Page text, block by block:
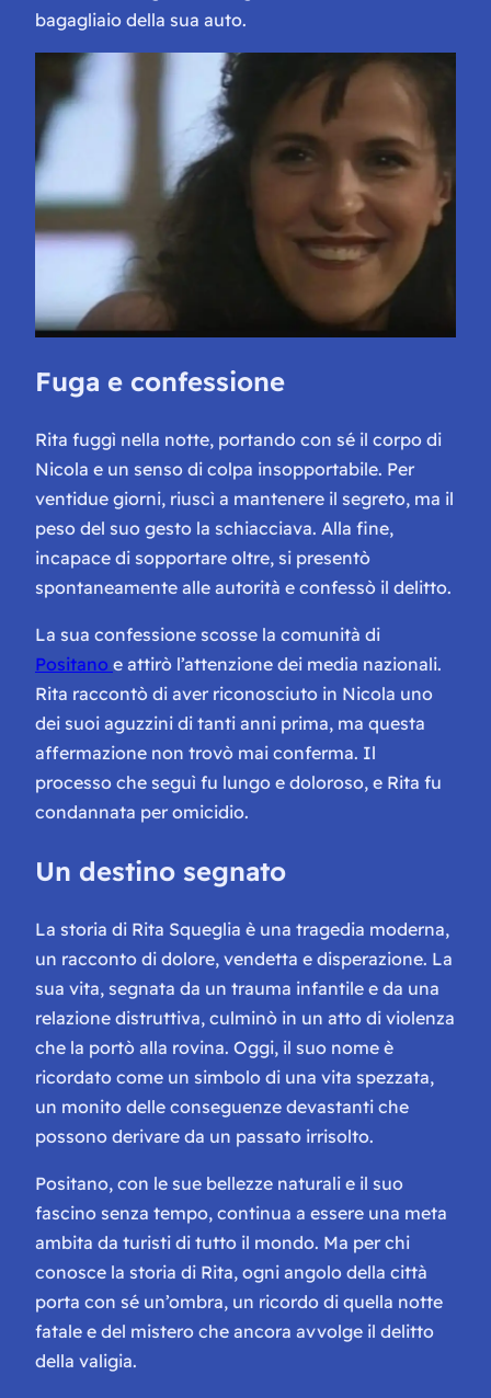
bagagliaio della sua auto.
Fuga e confessione
Rita fuggì nella notte, portando con sé il corpo di
Nicola e un senso di colpa insopportabile. Per
ventidue giorni, riuscì a mantenere il segreto, ma il
peso del suo gesto la schiacciava. Alla fine,
incapace di sopportare oltre, si presentò
spontaneamente alle autorità e confessò il delitto.
La sua confessione scosse la comunità di
Positano e attirò l’attenzione dei media nazionali.
Rita raccontò di aver riconosciuto in Nicola uno
dei suoi aguzzini di tanti anni prima, ma questa
affermazione non trovò mai conferma. Il
processo che seguì fu lungo e doloroso, e Rita fu
condannata per omicidio.
Un destino segnato
La storia di Rita Squeglia è una tragedia moderna,
un racconto di dolore, vendetta e disperazione. La
sua vita, segnata da un trauma infantile e da una
relazione distruttiva, culminò in un atto di violenza
che la portò alla rovina. Oggi, il suo nome è
ricordato come un simbolo di una vita spezzata,
un monito delle conseguenze devastanti che
possono derivare da un passato irrisolto.
Positano, con le sue bellezze naturali e il suo
fascino senza tempo, continua a essere una meta
ambita da turisti di tutto il mondo. Ma per chi
conosce la storia di Rita, ogni angolo della città
porta con sé un’ombra, un ricordo di quella notte
fatale e del mistero che ancora avvolge il delitto
della valigia.